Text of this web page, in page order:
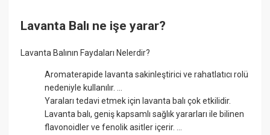
Lavanta Balı ne işe yarar?
Lavanta Balının Faydaları Nelerdir?
Aromaterapide lavanta sakinleştirici ve rahatlatıcı rolü
nedeniyle kullanılır. ...
Yaraları tedavi etmek için lavanta balı çok etkilidir.
Lavanta balı, geniş kapsamlı sağlık yararları ile bilinen
flavonoidler ve fenolik asitler içerir. ...